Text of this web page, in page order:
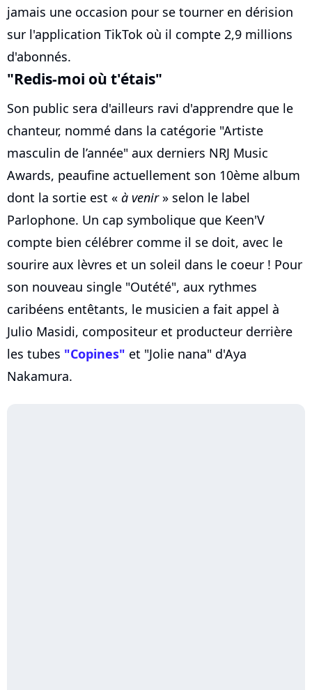
jamais une occasion pour se tourner en dérision
sur l'application TikTok où il compte 2,9 millions
d'abonnés.
"Redis-moi où t'étais"
Son public sera d'ailleurs ravi d'apprendre que le
chanteur, nommé dans la catégorie "Artiste
masculin de l’année" aux derniers NRJ Music
Awards, peaufine actuellement son 10ème album
dont la sortie est « à venir» selon le label
Parlophone. Un cap symbolique que Keen'V
compte bien célébrer comme il se doit, avec le
sourire aux lèvres et un soleil dans le coeur ! Pour
son nouveau single "Outété", aux rythmes
caribéens entêtants, le musicien a fait appel à
Julio Masidi, compositeur et producteur derrière
les tubes "Copines" et "Jolie nana" d'Aya
Nakamura.